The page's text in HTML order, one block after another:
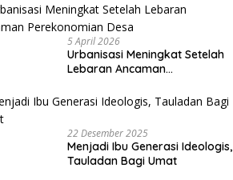
5 April 2026
Urbanisasi Meningkat Setelah
Lebaran Ancaman
22 Desember 2025
Menjadi Ibu Generasi Ideologis,
Tauladan Bagi Umat